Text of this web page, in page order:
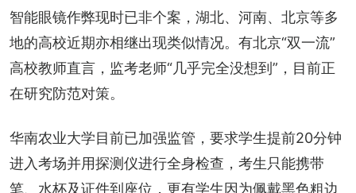
智能眼镜作弊现时已非个案，湖北、河南、北京等多
地的高校近期亦相继出现类似情况。有北京“双一流”
高校教师直言，监考老师“几乎完全没想到”，目前正
在研究防范对策。
华南农业大学目前已加强监管，要求学生提前20分钟
进入考场并用探测仪进行全身检查，考生只能携带
笔、水杯及证件到座位，更有学生因为佩戴黑色粗边